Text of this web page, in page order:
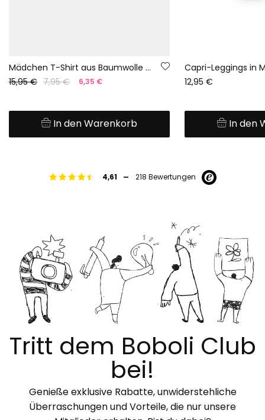
Mädchen T-Shirt aus Baumwolle in Weiß
15,95 € 7,95 € 6,35 €
In den Warenkorb
Capri-Leggings in
12,95 €
In den
4,61 - 218 Bewertungen
Tritt dem Boboli Club
bei!
Genieße exklusive Rabatte, unwiderstehliche
Überraschungen und Vorteile, die nur unsere